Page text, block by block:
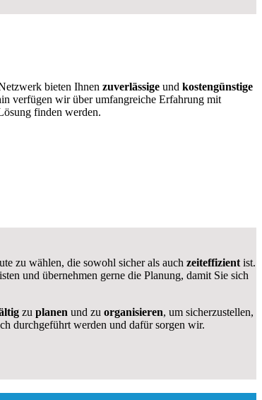
bieten Ihnen zuverlässige und kostengünstige
verfügen wir über umfangreiche Erfahrung mit
finden werden.
zu wählen, die sowohl sicher als auch zeiteffizientist.
und übernehmen gerne die Planung, damit Sie sich
zu planen und zu organisieren, um sicherzustellen,
durchgeführt werden und dafür sorgen wir.